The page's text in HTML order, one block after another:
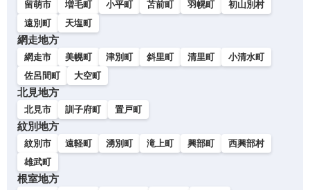
留萌市 増毛町 小平町 苫前町 羽幌町
初山別村
遠別町
天塩町
網走地方
網走市 美幌町 津別町 斜里町 清里町
小清水町
佐呂間町
大空町
北見地方
北見市 訓子府町 置戸町
紋別地方
紋別市 遠軽町 湧別町 滝上町 興部町
西興部村
雄武町
根室地方